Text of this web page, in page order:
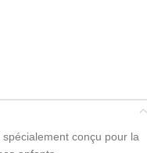
conçu pour la